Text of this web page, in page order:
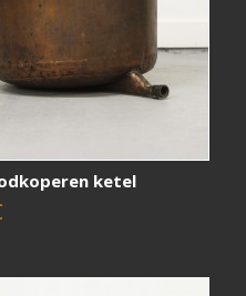
ketel